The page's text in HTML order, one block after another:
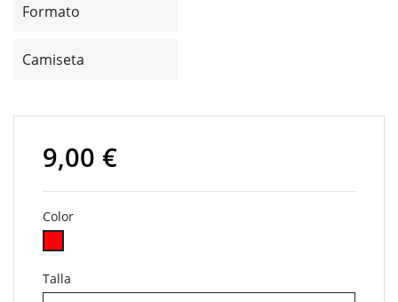
Formato
Camiseta
9,00 €
Color
Talla